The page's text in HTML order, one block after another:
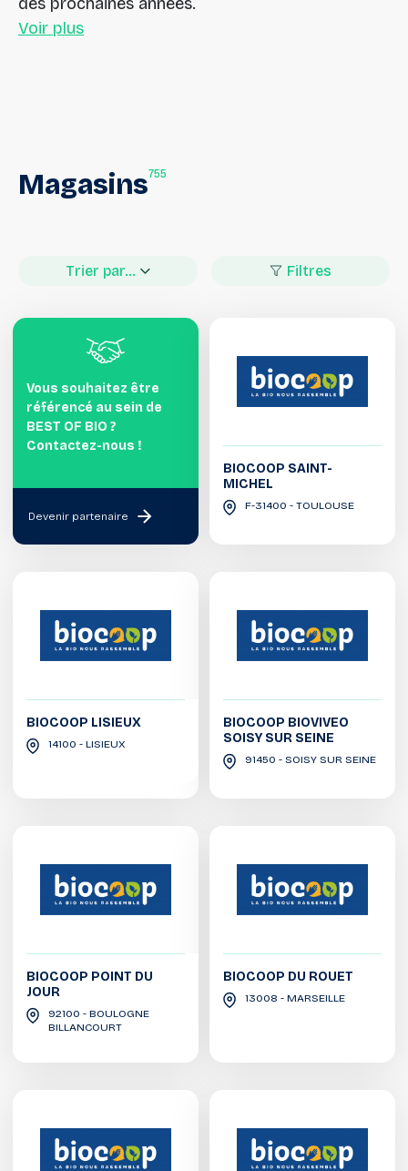
Voir plus
Magasins755
Trier par... Filtres
Vous souhaitez être
référencé au sein de
BEST OF BIO ?
Contactez-nous !
Devenir partenaire
BIOCOOP SAINT-
MICHEL
F-31400 - TOULOUSE
BIOCOOP LISIEUX
14100 - LISIEUX
BIOCOOP BIOVIVEO
SOISY SUR SEINE
91450 - SOISY SUR SEINE
BIOCOOP POINT DU
JOUR
92100 - BOULOGNE
BILLANCOURT
BIOCOOP DU ROUET
13008 - MARSEILLE